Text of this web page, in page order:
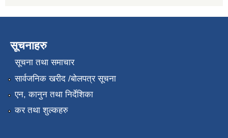
सूचनाहरु
सूचना तथा समाचार
सार्वजनिक खरीद /बोलपत्र सूचना
एन, कानुन तथा निर्देशिका
कर तथा शुल्कहरु